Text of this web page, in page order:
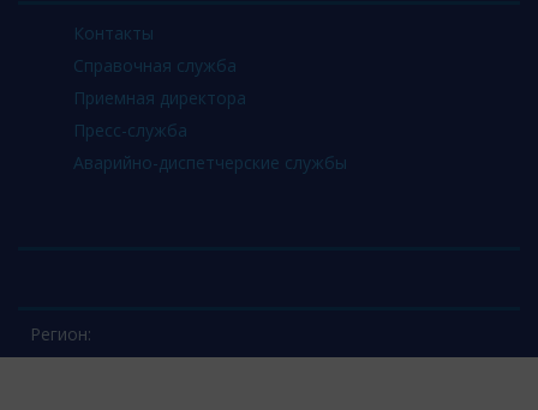
Контакты
Справочная служба
Приемная директора
Пресс-служба
Аварийно-диспетчерские службы
Регион: